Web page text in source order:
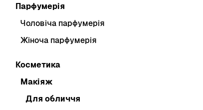
Парфумерія
Чоловіча парфумерія
Жіноча парфумерія
Косметика
Макіяж
Для обличчя